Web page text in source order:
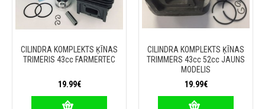
CILINDRA KOMPLEKTS ĶĪNAS
TRIMERIS 43cc FARMERTEC
19.99€
CILINDRA KOMPLEKTS ĶĪNAS
TRIMMERS 43cc 52cc JAUNS
MODELIS
19.99€